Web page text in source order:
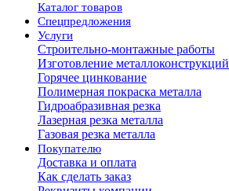
Каталог товаров
Спецпредложения
Услуги
Строительно-монтажные работы
Изготовление металлоконструкций
Горячее цинкование
Полимерная покраска металла
Гидроабразивная резка
Лазерная резка металла
Газовая резка металла
Покупателю
Доставка и оплата
Как сделать заказ